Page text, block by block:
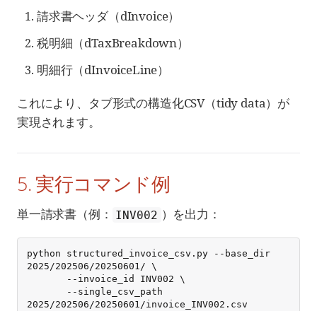
請求書ヘッダ（dInvoice）
税明細（dTaxBreakdown）
明細行（dInvoiceLine）
これにより、タブ形式の構造化CSV（tidy data）が
実現されます。
5. 実行コマンド例
単一請求書（例： INV002 ）を出力：
python structured_invoice_csv.py --base_dir
2025/202506/20250601/ \
2025/202506/20250601/invoice_INV002.csv